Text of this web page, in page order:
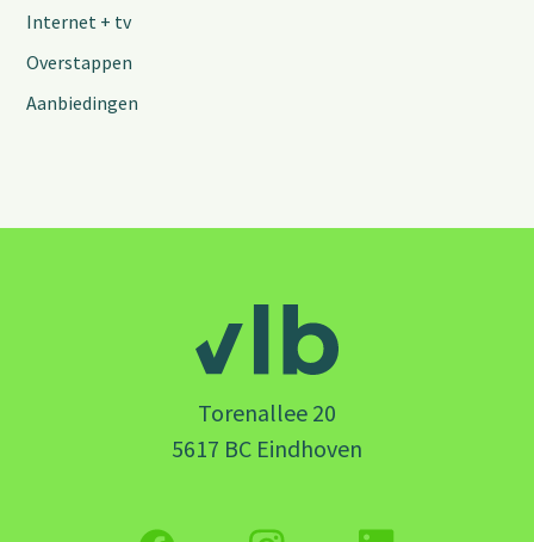
Internet + tv
Overstappen
Aanbiedingen
Torenallee 20
5617 BC Eindhoven